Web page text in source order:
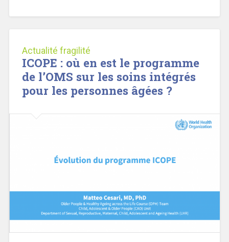
Actualité fragilité
ICOPE : où en est le programme
de l’OMS sur les soins intégrés
pour les personnes âgées ?